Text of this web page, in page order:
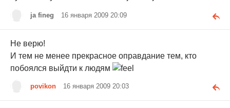
ja fineg 16 января 2009 20:09
Не верю!
И тем не менее прекрасное оправдание тем, кто
побоялся выйдти к людям
povikon 16 января 2009 20:03